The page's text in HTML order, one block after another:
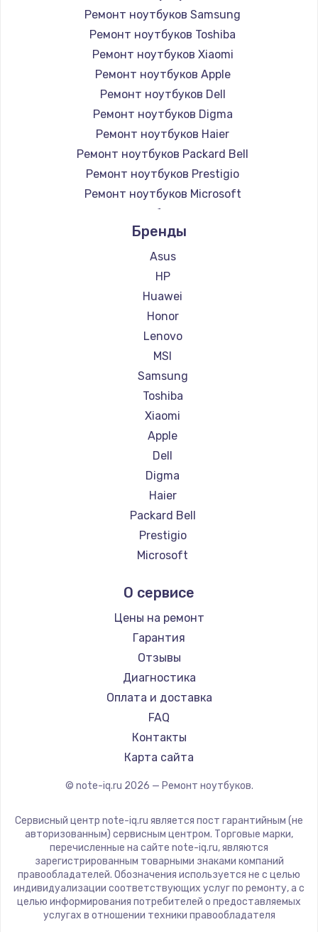
Ремонт ноутбуков Samsung
Ремонт ноутбуков Toshiba
Ремонт ноутбуков Xiaomi
Ремонт ноутбуков Apple
Ремонт ноутбуков Dell
Ремонт ноутбуков Digma
Ремонт ноутбуков Haier
Ремонт ноутбуков Packard Bell
Ремонт ноутбуков Prestigio
Ремонт ноутбуков Microsoft
Ремонт ноутбуков Alienware
Ремонт ноутбуков Aquarius
Ремонт ноутбуков Gigabyte
Ремонт ноутбуков Aorus
Ремонт ноутбуков Maibenben
Ремонт ноутбуков Getac
Ремонт ноутбуков Epson
Ремонт ноутбуков Philips
Ремонт ноутбуков LG
Ремонт ноутбуков Panasonic
Ремонт ноутбуков Irbis
Ремонт ноутбуков Thunderobot
Ремонт ноутбуков Hasee
Ремонт ноутбуков ZTE
Ремонт ноутбуков Hiper
Ремонт ноутбуков Evga
Ремонт ноутбуков Google
Ремонт ноутбуков Echips
Ремонт ноутбуков Predator
Ремонт ноутбуков iru
Ремонт ноутбуков Machenike
Ремонт ноутбуков DEXP
Ремонт ноутбуков Teclast
Ремонт ноутбуков CHUWI
Ремонт ноутбуков Colorful
Бренды
Asus
HP
Huawei
Honor
Lenovo
MSI
Samsung
Toshiba
Xiaomi
Apple
Dell
Digma
Haier
Packard Bell
Prestigio
Microsoft
Aquarius
Gigabyte
Aorus
Maibenben
Getac
Epson
Philips
LG
Panasonic
ZTE
Hiper
Evga
Google
Echips
О сервисе
Цены на ремонт
Гарантия
Отзывы
Диагностика
Оплата и доставка
FAQ
Контакты
Карта сайта
© note-iq.ru 2026 — Ремонт ноутбуков.
Сервисный центр note-iq.ru является пост гарантийным (не
авторизованным) сервисным центром. Торговые марки,
перечисленные на сайте note-iq.ru, являются
зарегистрированным товарными знаками компаний
правообладателей. Обозначения используется не с целью
индивидуализации соответствующих услуг по ремонту, а с
целью информирования потребителей о предоставляемых
услугах в отношении техники правообладателя